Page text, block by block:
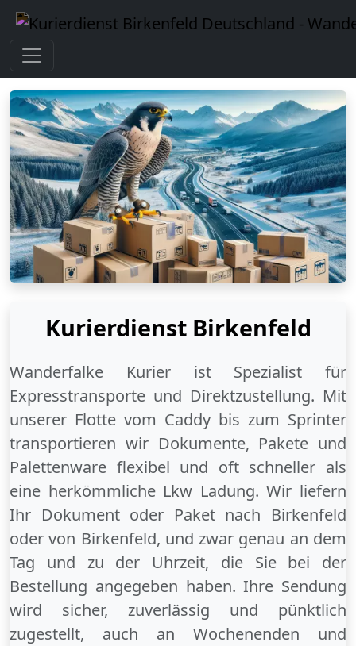
Kurierdienst Birkenfeld
Wanderfalke Kurier ist Spezialist für
Expresstransporte und Direktzustellung. Mit
unserer Flotte vom Caddy bis zum Sprinter
transportieren wir Dokumente, Pakete und
Palettenware flexibel und oft schneller als
eine herkömmliche Lkw Ladung. Wir liefern
Ihr Dokument oder Paket nach Birkenfeld
odervon Birkenfeld, und zwar genau an dem
Tag und zu der Uhrzeit, die Sie bei der
Bestellung angegeben haben. Ihre Sendung
wird sicher, zuverlässig und pünktlich
zugestellt, auch an Wochenenden und